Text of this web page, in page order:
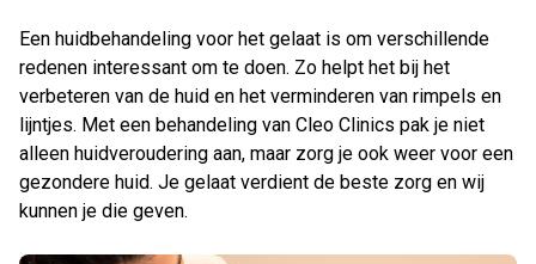
Een huidbehandeling voor het gelaat is om verschillende
redenen interessant om te doen. Zo helpt het bij het
verbeteren van de huid en het verminderen van rimpels en
lijntjes. Met een behandeling van Cleo Clinics pak je niet
alleen huidveroudering aan, maar zorg je ook weer voor een
gezondere huid. Je gelaat verdient de beste zorg en wij
kunnen je die geven.